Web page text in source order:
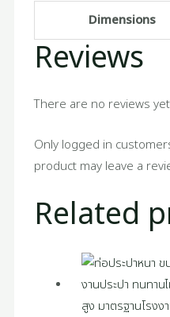
Dimensions
Reviews
There are no reviews
Only logged in
product may leave a
Related